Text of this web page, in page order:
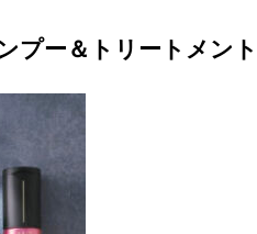
プー＆トリートメン